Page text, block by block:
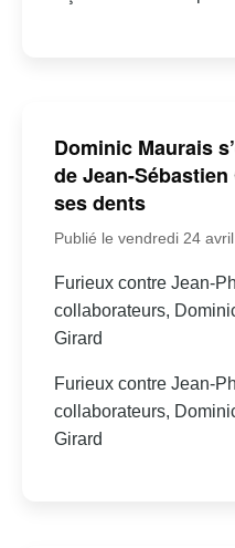
Dominic Maurais
de Jean-
ses dents
Publié le vendredi 24
Furieux contre Jean-
collaborateurs,
Girard
Furieux contre Jean-
collaborateurs,
Girard